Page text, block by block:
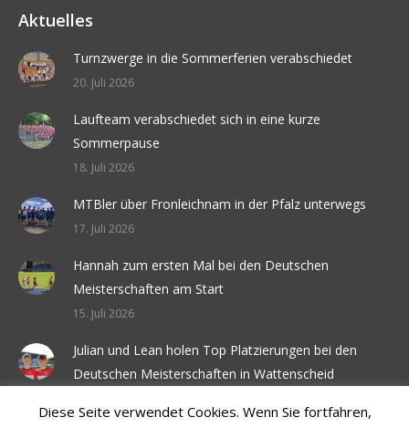
Aktuelles
Turnzwerge in die Sommerferien verabschiedet
20. Juli 2026
Laufteam verabschiedet sich in eine kurze
Sommerpause
18. Juli 2026
MTBler über Fronleichnam in der Pfalz unterwegs
17. Juli 2026
Hannah zum ersten Mal bei den Deutschen
Meisterschaften am Start
15. Juli 2026
Julian und Lean holen Top Platzierungen bei den
Deutschen Meisterschaften in Wattenscheid
Diese Seite verwendet Cookies. Wenn Sie fortfahren,